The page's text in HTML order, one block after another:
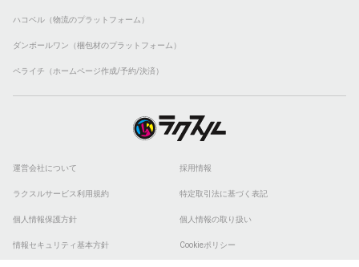
ハコベル（物流のプラットフォーム）
ダンボールワン（梱包材のプラットフォーム）
ペライチ（ホームページ作成/予約/決済）
運営会社について 採用情報
ラクスルサービス利用規約 特定取引法に基づく表記
個人情報保護方針 個人情報の取り扱い
情報セキュリティ基本方針 Cookieポリシー